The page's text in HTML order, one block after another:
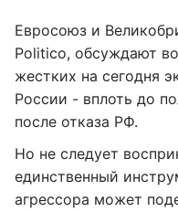
Евросоюз и
Politico, обсуждают
жестких на сегодня
России - вплоть до
после отказа РФ.
Но не следует
единственный
агрессора может